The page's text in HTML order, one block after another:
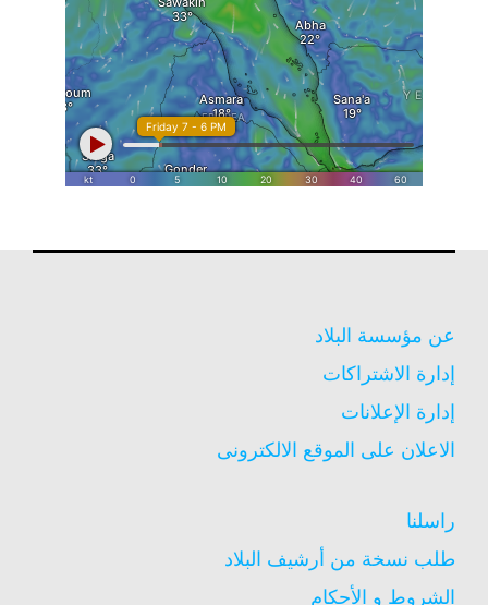
عن مؤسسة البلاد
إدارة الاشتراكات
إدارة الإعلانات
الاعلان على الموقع الالكترونى
راسلنا
طلب نسخة من أرشيف البلاد
الشروط و الأحكام